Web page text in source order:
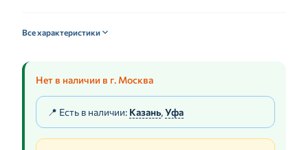
Все характеристики
Нет в наличии в г. Москва
📍 Есть в наличии: Казань,Уфа